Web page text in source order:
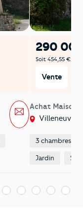
Message
290
Soit 454,55 €/m
Vente
Achat Maison
Villeneuve-
3 chambres
Jardin
9 10 11 12 13